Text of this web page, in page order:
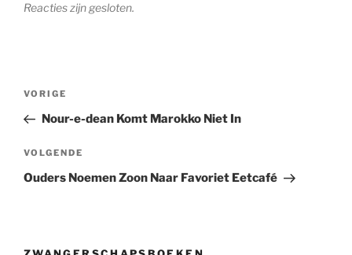
Reacties zijn gesloten.
Berichtnavigatie
Vorig
bericht
VORIGE
Nour-e-dean Komt Marokko Niet In
Volgend
bericht
VOLGENDE
Ouders Noemen Zoon Naar Favoriet Eetcafé